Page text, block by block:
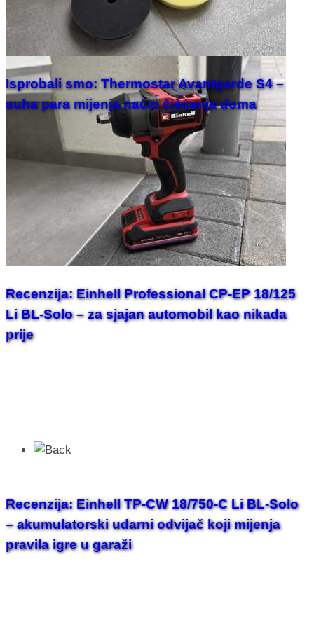
Isprobali smo: Thermostar Avantgarde S4 –
suha para mijenja način čišćenja doma
Recenzija: Einhell Professional CP-EP 18/125
Li BL-Solo – za sjajan automobil kao nikada
prije
Recenzija: Einhell TP-CW 18/750-C Li BL-Solo
– akumulatorski udarni odvijač koji mijenja
pravila igre u garaži